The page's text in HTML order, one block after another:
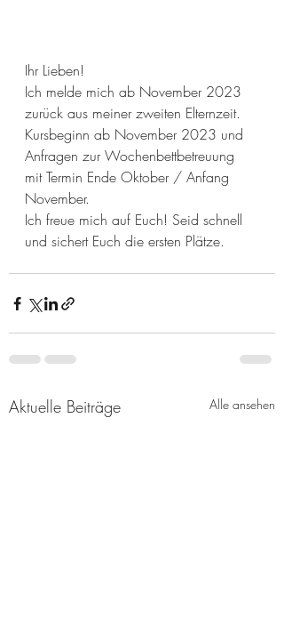
Ihr Lieben!
Ich melde mich ab November 2023
zurück aus meiner zweiten Elternzeit.
Kursbeginn ab November 2023 und
Anfragen zur Wochenbettbetreuung
mit Termin Ende Oktober / Anfang
November.
Ich freue mich auf Euch! Seid schnell
und sichert Euch die ersten Plätze.
Aktuelle Beiträge Alle ansehen